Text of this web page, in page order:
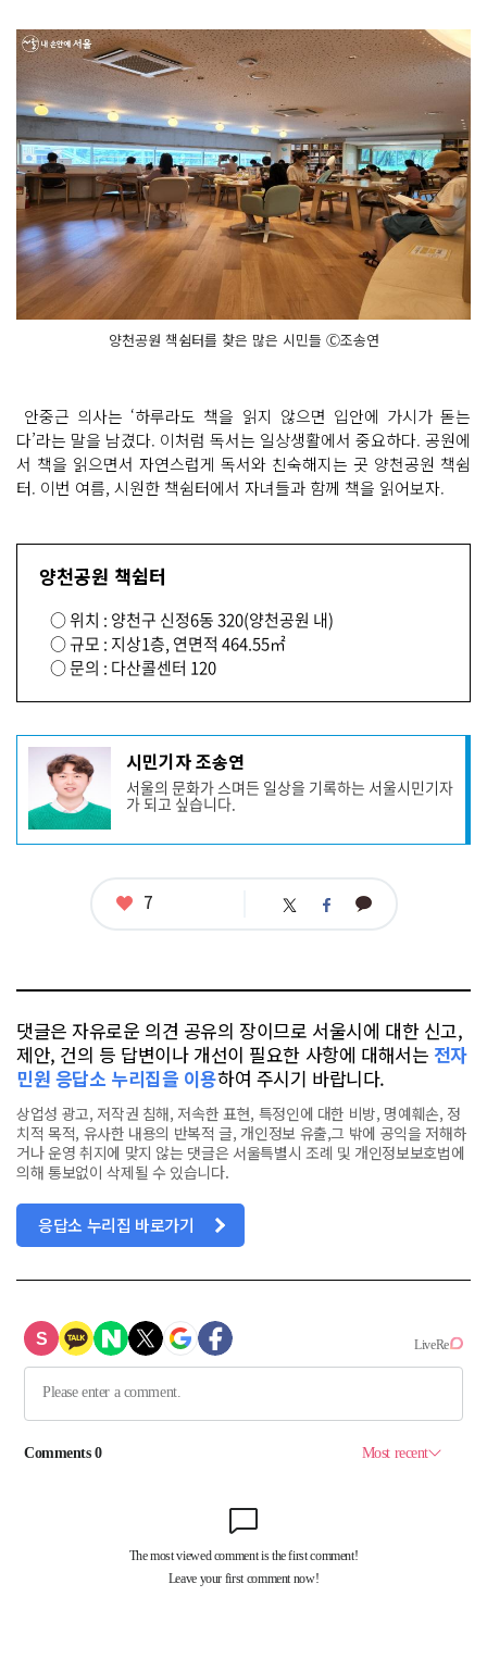
양천공원 책쉼터를 찾은 많은 시민들 Ⓒ조송연
안중근 의사는 ‘하루라도 책을 읽지 않으면 입안에 가시가 돋는
다’라는 말을 남겼다. 이처럼 독서는 일상생활에서 중요하다. 공원에
서 책을 읽으면서 자연스럽게 독서와 친숙해지는 곳 양천공원 책쉼
터. 이번 여름, 시원한 책쉼터에서 자녀들과 함께 책을 읽어보자.
양천공원 책쉼터
○ 위치 : 양천구 신정6동 320(양천공원 내)
○ 규모 : 지상1층, 연면적 464.55㎡
○ 문의 : 다산콜센터 120
기
성
자
프
시민기자 조송연
서울의 문화가 스며든 일상을 기록하는 서울시민기자
가 되고 싶습니다.
좋
7 트 페 카
댓글은 자유로운 의견 공유의 장이므로 서울시에 대한 신고,
제안, 건의 등 답변이나 개선이 필요한 사항에 대해서는 전자
민원 응답소 누리집을 이용하여 주시기 바랍니다.
상업성 광고, 저작권 침해, 저속한 표현, 특정인에 대한 비방, 명예훼손, 정
치적 목적, 유사한 내용의 반복적 글, 개인정보 유출,그 밖에 공익을 저해하
거나 운영 취지에 맞지 않는 댓글은 서울특별시 조례 및 개인정보보호법에
의해 통보없이 삭제될 수 있습니다.
응답소 누리집 바로가기